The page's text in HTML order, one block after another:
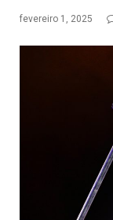
fevereiro 1, 2025